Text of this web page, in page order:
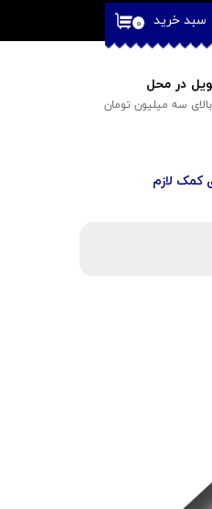
در محل
سه میلیون تومان
۰ سبد خرید
کمک لازم